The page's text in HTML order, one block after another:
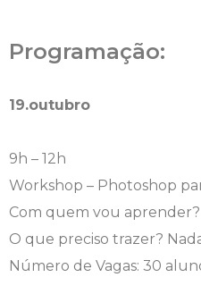
Programação:
19.outubro
9h – 12h
Workshop – Photoshop
Com quem vou
O que preciso trazer?
Número de Vagas: 30
Odontologia
Plano de Ensino
Sapien
Simulado Preparatório
Programa de Monitoria
WhatsApp Campo Real